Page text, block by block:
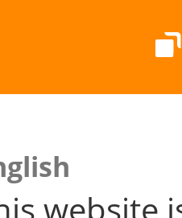
website